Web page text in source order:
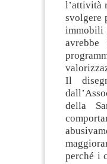
l’attività
svolgere
immobili
Il
della
perché i